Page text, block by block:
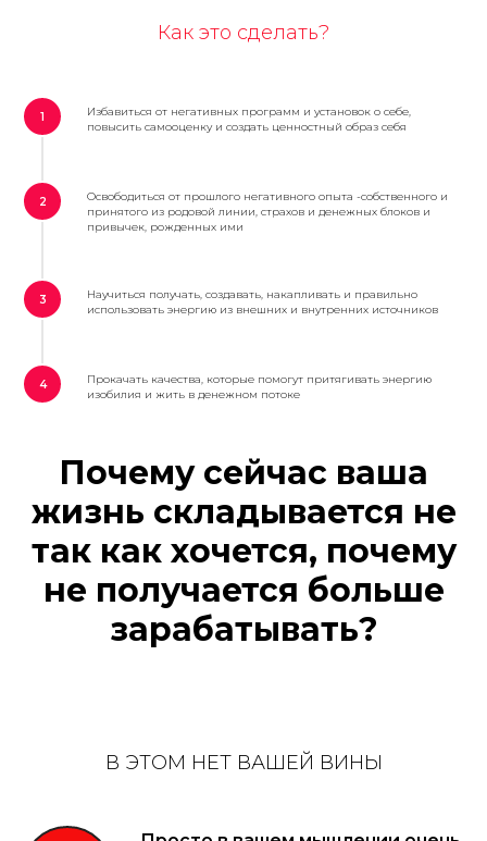
Как это сделать?
1
Избавиться от негативных программ и установок о себе,
повысить самооценку и создать ценностный образ себя
2
Освободиться от прошлого негативного опыта -собственного и
принятого из родовой линии, страхов и денежных блоков и
привычек, рожденных ими
3
Научиться получать, создавать, накапливать и правильно
использовать энергию из внешних и внутренних источников
4
Прокачать качества, которые помогут притягивать энергию
изобилия и жить в денежном потоке
Почему сейчас ваша
жизнь складывается не
так как хочется, почему
не получается больше
зарабатывать?
В ЭТОМ НЕТ ВАШЕЙ ВИНЫ